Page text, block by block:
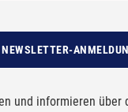
NEWSLETTER-
und informieren über